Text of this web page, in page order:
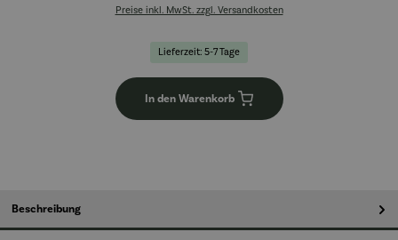
Preise inkl. MwSt. zzgl. Versandkosten
Lieferzeit: 5-7 Tage
In den Warenkorb
Beschreibung